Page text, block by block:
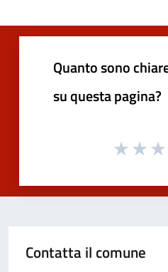
Quanto sono
su questa pagina?
Contatta il comune